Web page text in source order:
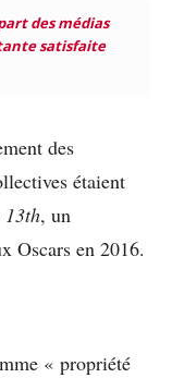
des médias
satisfaite
des
étaient
13th, un
Oscars en 2016.
« propriété